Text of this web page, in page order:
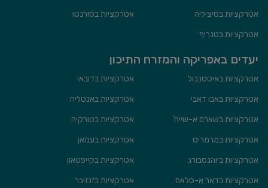
אטרקציות בסיציליה
אטרקציות בסורנטו
אטרקציות בטנריף
יעדים באפריקה והמזרח התיכון
אטרקציות באיסטנבול
אטרקציות בדובאי
אטרקציות באבו דאבי
אטרקציות באנטליה
אטרקציות בשארם א-שייח'
אטרקציות בטורקיה
אטרקציות במרמריס
אטרקציות בעמאן
אטרקציות ביוהנסבורג
אטרקציות בקייפטאון
אטרקציות בדאר א-סלאם
אטרקציות בזנזיבר